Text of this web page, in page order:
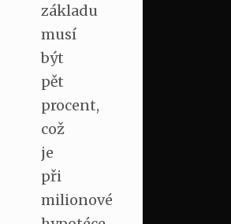
základu
musí
být
pět
procent,
což
je
při
milionové